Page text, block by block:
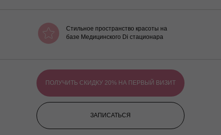
Стильное пространство красоты на
базе Медицинского Di стационара
ПОЛУЧИТЬ СКИДКУ 20% НА ПЕРВЫЙ ВИЗИТ
ЗАПИСАТЬСЯ